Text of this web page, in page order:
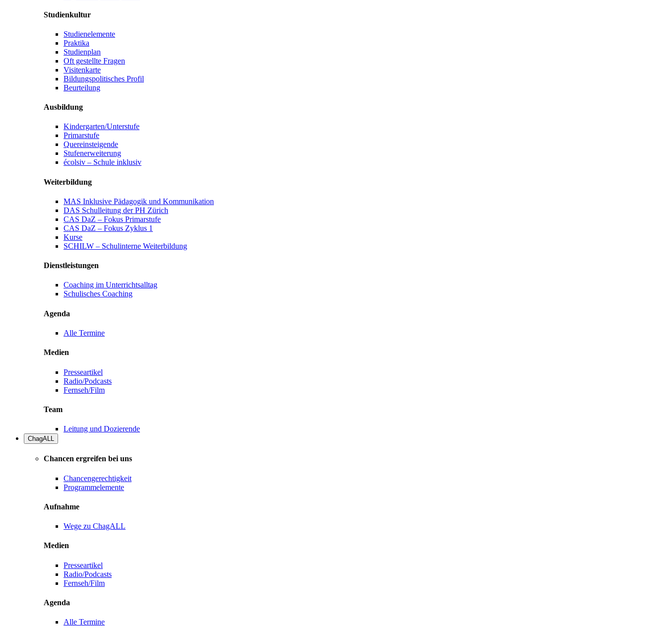
Studienkultur
Studienelemente
Praktika
Studienplan
Oft gestellte Fragen
Visitenkarte
Bildungspolitisches Profil
Beurteilung
Ausbildung
Kindergarten/Unterstufe
Primarstufe
Quereinsteigende
Stufenerweiterung
écolsiv – Schule inklusiv
Weiterbildung
MAS Inklusive Pädagogik und Kommunikation
DAS Schulleitung der PH Zürich
CAS DaZ – Fokus Primarstufe
CAS DaZ – Fokus Zyklus 1
Kurse
SCHILW – Schulinterne Weiterbildung
Dienstleistungen
Coaching im Unterrichtsalltag
Schulisches Coaching
Agenda
Alle Termine
Medien
Presseartikel
Radio/Podcasts
Fernseh/Film
Team
Leitung und Dozierende
ChagALL
Chancen ergreifen bei uns
Chancengerechtigkeit
Programmelemente
Aufnahme
Wege zu ChagALL
Medien
Presseartikel
Radio/Podcasts
Fernseh/Film
Agenda
Alle Termine